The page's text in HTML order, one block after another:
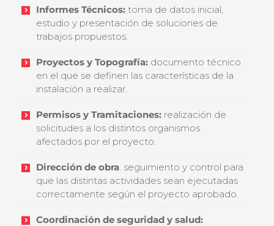
Informes Técnicos: toma de datos inicial,
estudio y presentación de soluciones de
trabajos propuestos.
Proyectos y Topografía: documento técnico
en el que se definen las características de la
instalación a realizar.
Permisos y Tramitaciones: realización de
solicitudes a los distintos organismos
afectados por el proyecto.
Dirección de obra: seguimiento y control para
que las distintas actividades sean ejecutadas
correctamente según el proyecto aprobado.
Coordinación de seguridad y salud: